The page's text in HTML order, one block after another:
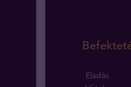
Eladás